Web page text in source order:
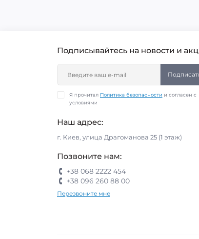
Подписывайтесь на новости и
Я прочитал Политика безопасности и согласен с
условиями
Наш адрес:
г. Киев, улица Драгоманова 25 (1 этаж)
Позвоните нам:
+38 068 2222 454
+38 096 260 88 00
Перезвоните мне